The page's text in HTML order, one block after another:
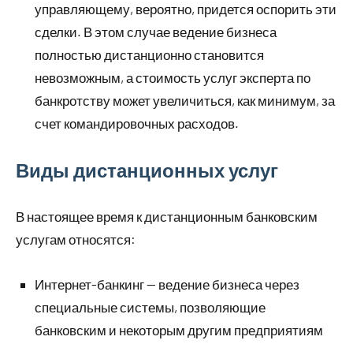
управляющему, вероятно, придется оспорить эти
сделки. В этом случае ведение бизнеса
полностью дистанционно становится
невозможным, а стоимость услуг эксперта по
банкротству может увеличиться, как минимум, за
счет командировочных расходов.
Виды дистанционных услуг
В настоящее время к дистанционным банковским
услугам относятся:
Интернет-банкинг — ведение бизнеса через
специальные системы, позволяющие
банковским и некоторым другим предприятиям